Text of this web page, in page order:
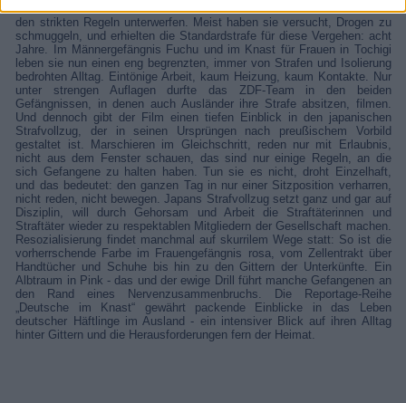
Verboten. Auch Deutsche sitzen dort ihre Strafe ab und müssen sich
den strikten Regeln unterwerfen. Meist haben sie versucht, Drogen zu
schmuggeln, und erhielten die Standardstrafe für diese Vergehen: acht
Jahre. Im Männergefängnis Fuchu und im Knast für Frauen in Tochigi
leben sie nun einen eng begrenzten, immer von Strafen und Isolierung
bedrohten Alltag. Eintönige Arbeit, kaum Heizung, kaum Kontakte. Nur
unter strengen Auflagen durfte das ZDF-Team in den beiden
Gefängnissen, in denen auch Ausländer ihre Strafe absitzen, filmen.
Und dennoch gibt der Film einen tiefen Einblick in den japanischen
Strafvollzug, der in seinen Ursprüngen nach preußischem Vorbild
gestaltet ist. Marschieren im Gleichschritt, reden nur mit Erlaubnis,
nicht aus dem Fenster schauen, das sind nur einige Regeln, an die
sich Gefangene zu halten haben. Tun sie es nicht, droht Einzelhaft,
und das bedeutet: den ganzen Tag in nur einer Sitzposition verharren,
nicht reden, nicht bewegen. Japans Strafvollzug setzt ganz und gar auf
Disziplin, will durch Gehorsam und Arbeit die Straftäterinnen und
Straftäter wieder zu respektablen Mitgliedern der Gesellschaft machen.
Resozialisierung findet manchmal auf skurrilem Wege statt: So ist die
vorherrschende Farbe im Frauengefängnis rosa, vom Zellentrakt über
Handtücher und Schuhe bis hin zu den Gittern der Unterkünfte. Ein
Albtraum in Pink - das und der ewige Drill führt manche Gefangenen an
den Rand eines Nervenzusammenbruchs. Die Reportage-Reihe
„Deutsche im Knast“ gewährt packende Einblicke in das Leben
deutscher Häftlinge im Ausland - ein intensiver Blick auf ihren Alltag
hinter Gittern und die Herausforderungen fern der Heimat.